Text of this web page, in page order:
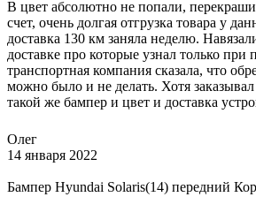
В цвет абсолютно не попали,
счет, очень долгая отгрузка товара у
доставка 130 км заняла неделю.
доставке про которые узнал только при
транспортная компания сказала, что
можно было и не делать. Хотя заказывал
такой же бампер и цвет и доставка
Олег
14 января 2022
Бампер Hyundai Solaris(14) передний